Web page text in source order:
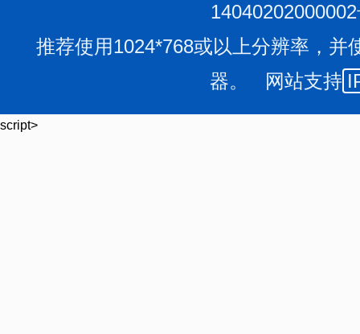
推荐使用1024*768或以上分辨率，并
器。 网站支持
script>